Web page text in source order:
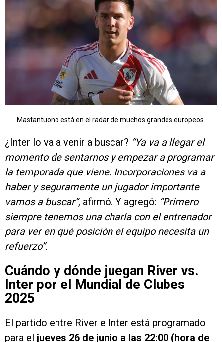
Mastantuono está en el radar de muchos grandes europeos.
¿Inter lo va a venir a buscar? “Ya va a llegar el
momento de sentarnos y empezar a programar
la temporada que viene. Incorporaciones va a
haber y seguramente un jugador importante
vamos a buscar”, afirmó. Y agregó: “Primero
siempre tenemos una charla con el entrenador
para ver en qué posición el equipo necesita un
refuerzo”.
Cuándo y dónde juegan River vs.
Inter por el Mundial de Clubes
2025
El partido entre River e Inter está programado
para el jueves 26 de junio a las 22:00 (hora de